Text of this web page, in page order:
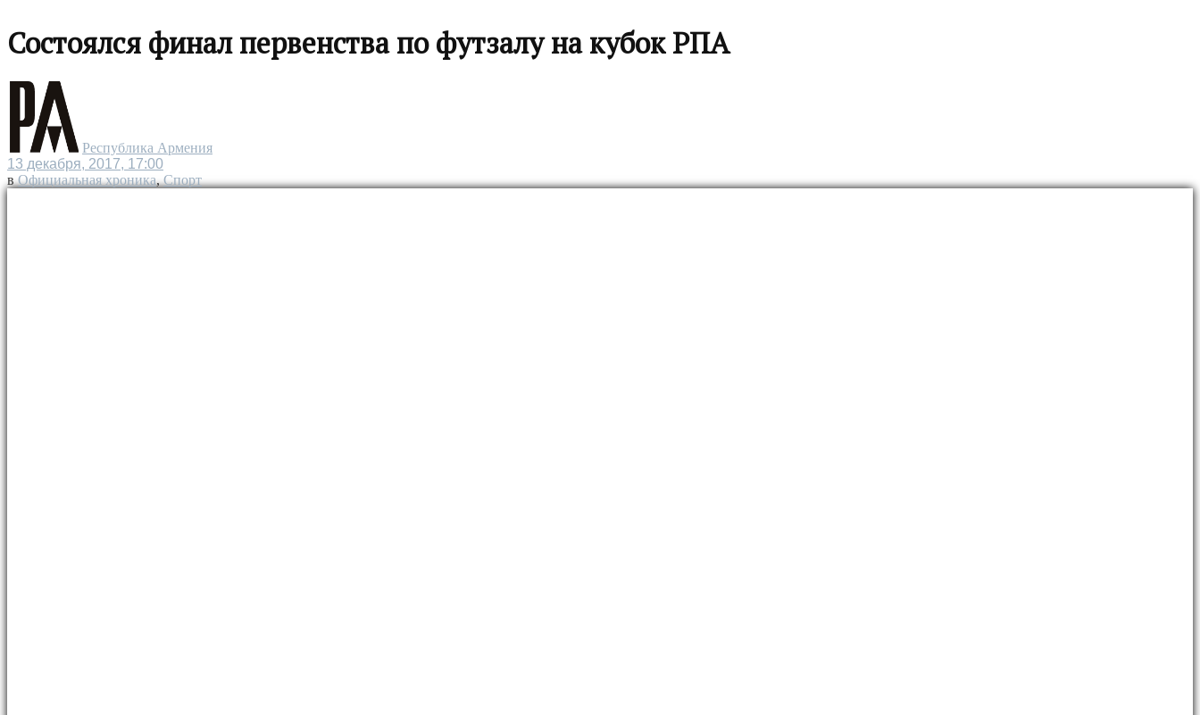
Состоялся финал первенства по футзалу на кубок РПА
Республика Армения
13 декабря, 2017, 17:00
в Официальная хроника,Спорт